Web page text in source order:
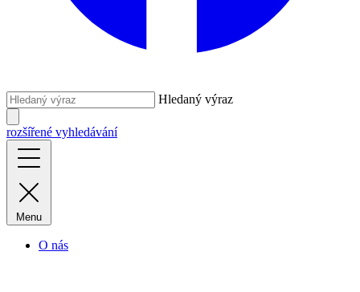
Hledaný výraz
rozšířené vyhledávání
Menu
O nás